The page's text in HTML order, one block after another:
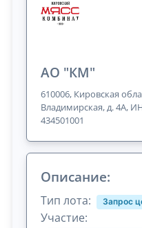
АО "КМ"
610006, Кировская
Владимирская, д. 4А,
434501001
Описание:
Тип лота: Запрос
Участие: